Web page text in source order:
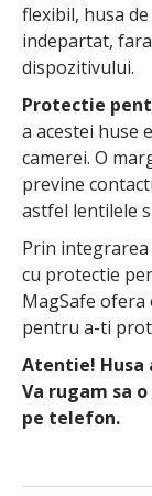
flexibil, husa
indepartat,
dispozitivului.
Protectie
a acestei huse
camerei. O
previne
astfel lentilele
Prin integrarea
cu protectie
MagSafe
pentru a-ti
Atentie!
Va rugam sa
pe telefon.